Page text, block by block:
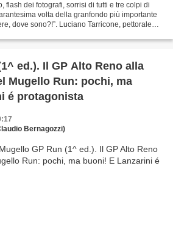
flash dei fotografi, sorrisi di tutti e tre colpi di
volta della granfondo più importante
dove sono?!”. Luciano Tarricone, pettorale
ed.). Il GP Alto Reno alla
Mugello Run: pochi, ma
é protagonista
Bernagozzi)